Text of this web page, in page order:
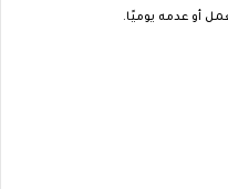
أو عدمه يوميًا.